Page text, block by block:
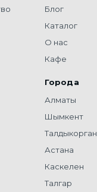
Блог
Каталог
О нас
Кафе
Города
Алматы
Шымкент
Талдыкорган
Астана
Каскелен
Талгар